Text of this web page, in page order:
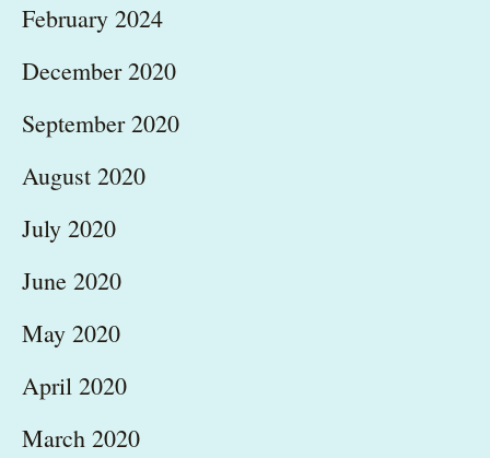
February 2024
December 2020
September 2020
August 2020
July 2020
June 2020
May 2020
April 2020
March 2020